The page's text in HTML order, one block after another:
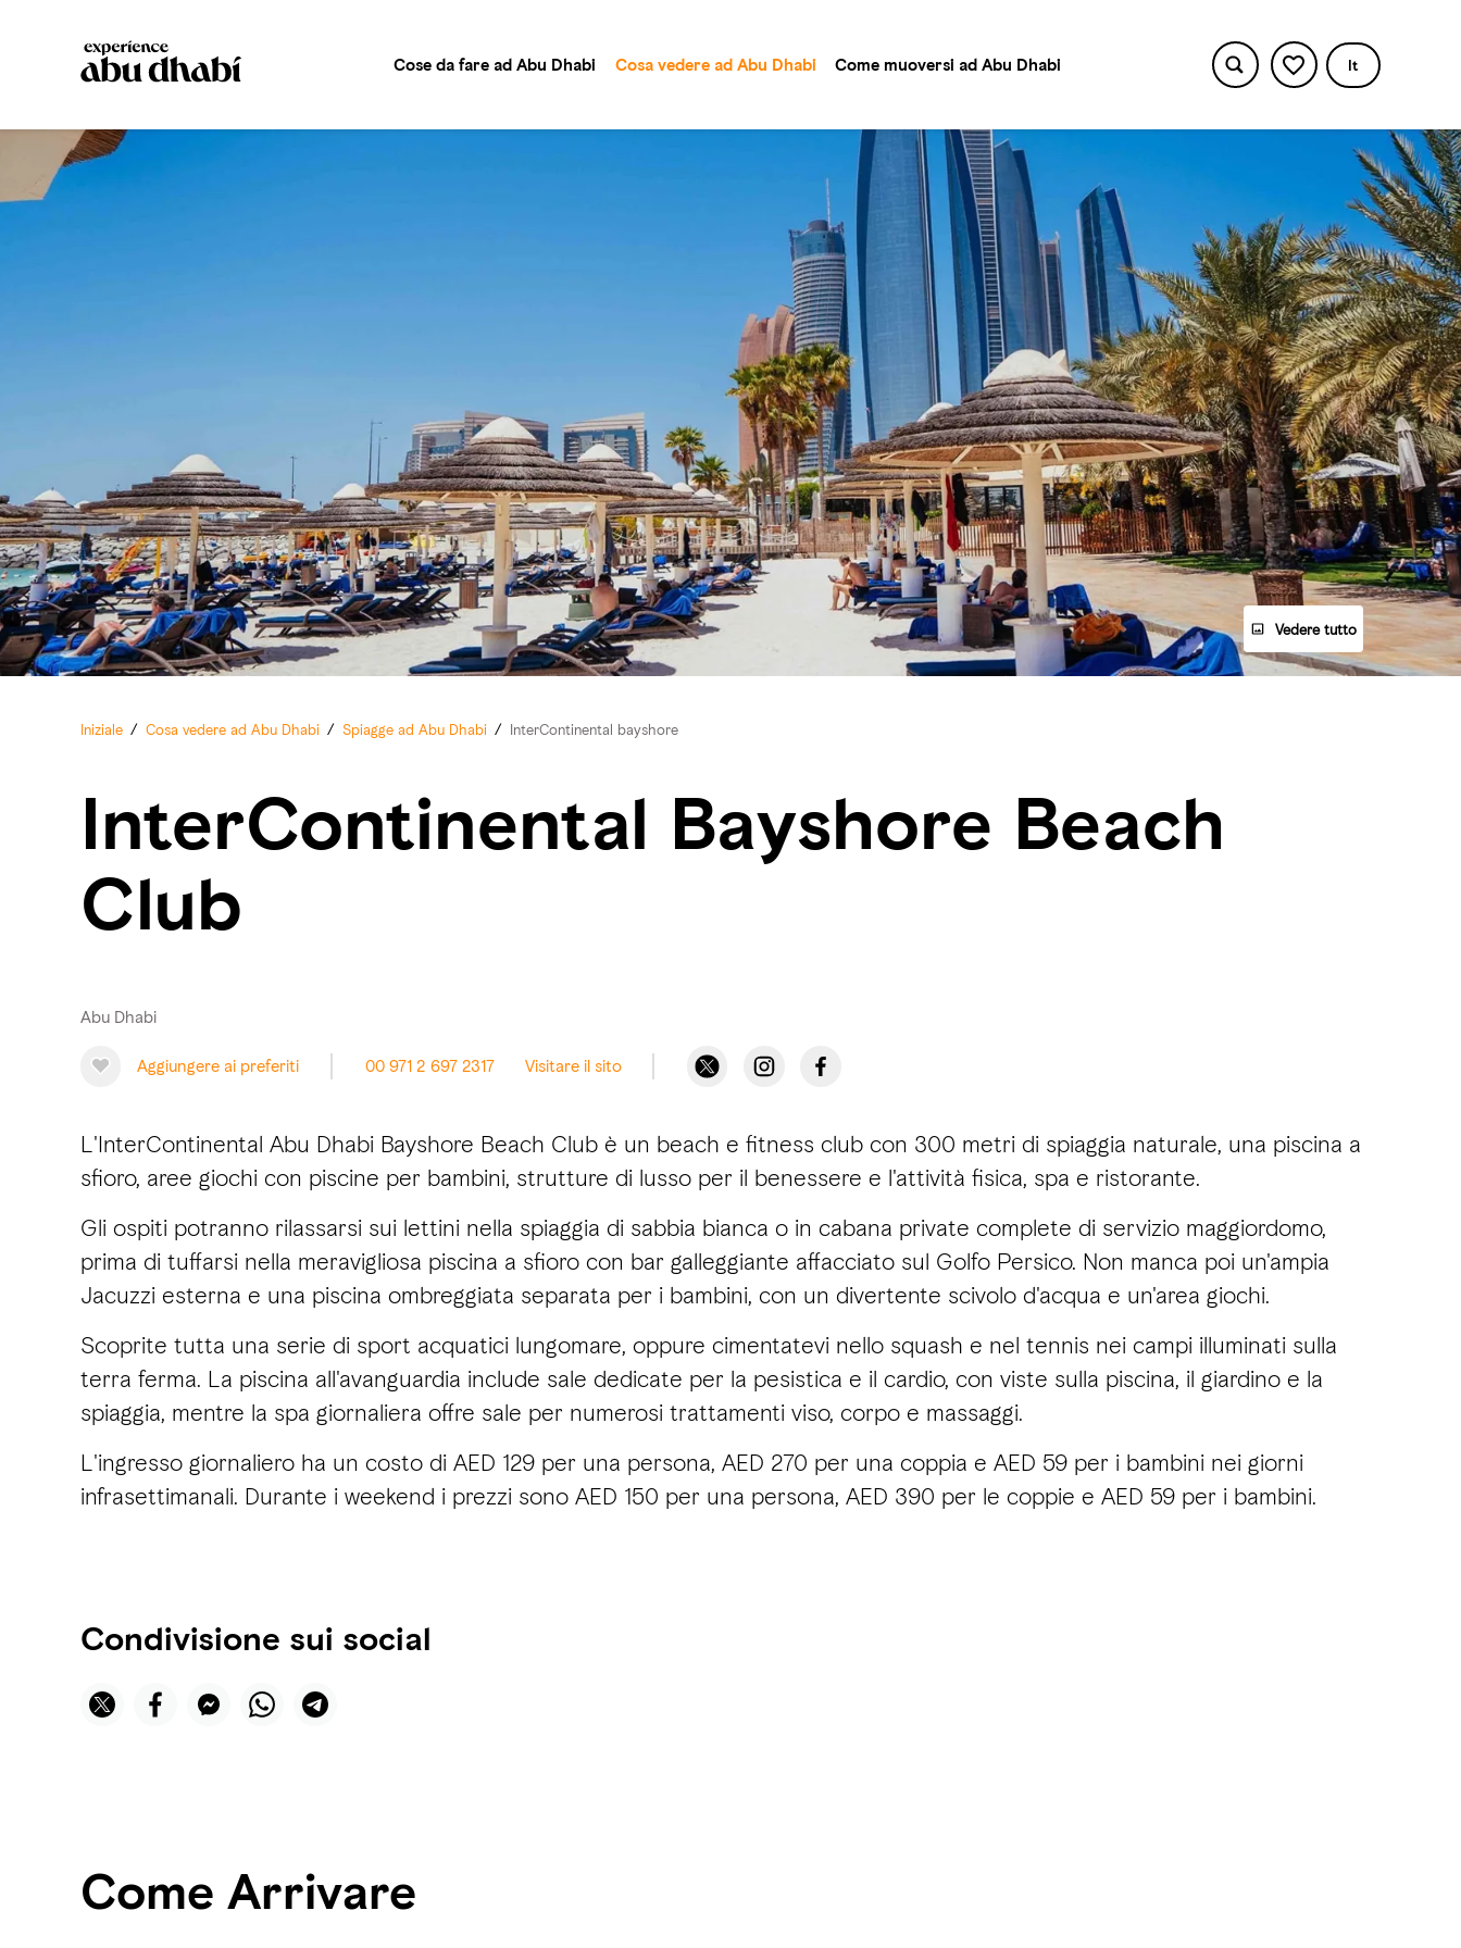
Cose da fare ad Abu Dhabi Cosa vedere ad Abu Dhabi Come muoversi ad Abu Dhabi It
Vedere tutto
Iniziale / Cosa vedere ad Abu Dhabi / Spiagge ad Abu Dhabi / InterContinental bayshore
InterContinental Bayshore Beach
Club
Abu Dhabi
Aggiungere ai preferiti 00 971 2 697 2317 Visitare il sito
L'InterContinental Abu Dhabi Bayshore Beach Club è un beach e fitness club con 300 metri di spiaggia naturale, una piscina a
sfioro, aree giochi con piscine per bambini, strutture di lusso per il benessere e l'attività fisica, spa e ristorante.
Gli ospiti potranno rilassarsi sui lettini nella spiaggia di sabbia bianca o in cabana private complete di servizio maggiordomo,
prima di tuffarsi nella meravigliosa piscina a sfioro con bar galleggiante affacciato sul Golfo Persico. Non manca poi un'ampia
Jacuzzi esterna e una piscina ombreggiata separata per i bambini, con un divertente scivolo d'acqua e un'area giochi.
Scoprite tutta una serie di sport acquatici lungomare, oppure cimentatevi nello squash e nel tennis nei campi illuminati sulla
terra ferma. La piscina all'avanguardia include sale dedicate per la pesistica e il cardio, con viste sulla piscina, il giardino e la
spiaggia, mentre la spa giornaliera offre sale per numerosi trattamenti viso, corpo e massaggi.
L'ingresso giornaliero ha un costo di AED 129 per una persona, AED 270 per una coppia e AED 59 per i bambini nei giorni
infrasettimanali. Durante i weekend i prezzi sono AED 150 per una persona, AED 390 per le coppie e AED 59 per i bambini.
Condivisione sui social
Come Arrivare